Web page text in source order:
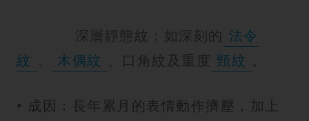
深層靜態紋：如深刻的 法令
紋 、 木偶紋 、口角紋及重度 頸紋
• 成因：長年累月的表情動作擠壓，加上